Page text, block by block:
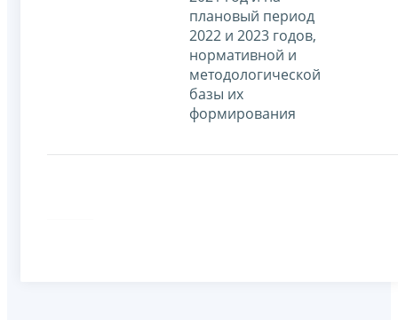
плановый период
2022 и 2023 годов,
нормативной и
методологической
базы их
формирования